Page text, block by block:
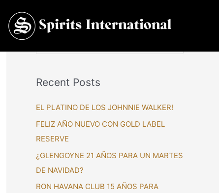
r
c
r
:
Recent Posts
EL PLATINO DE LOS JOHNNIE WALKER!
FELIZ AÑO NUEVO CON GOLD LABEL
RESERVE
¿GLENGOYNE 21 AÑOS PARA UN MARTES
DE NAVIDAD?
RON HAVANA CLUB 15 AÑOS PARA